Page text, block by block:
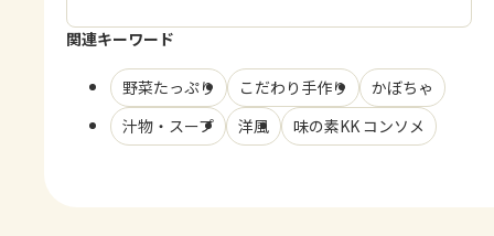
関連キーワード
野菜たっぷり こだわり手作り
かぼちゃ
汁物・スープ
洋風 味の素KK コンソメ